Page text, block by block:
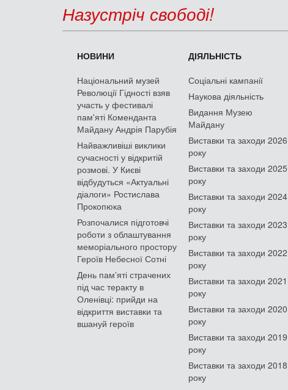
Назустріч свободі!
НОВИНИ
Національний музей
Революції Гідності взяв
участь у фестивалі
пам'яті Коменданта
Майдану Андрія Парубія
Найважливіші виклики
сучасності у відкритій
розмові. У Києві
відбудуться «Актуальні
діалоги» Ростислава
Прокопюка
Розпочалися підготовчі
роботи з облаштування
меморіального простору
Героїв Небесної Сотні
День памʼяті страчених
під час теракту в
Оленівці: прийди на
відкриття виставки та
вшануй героїв
ДІЯЛЬНІСТЬ
Соціальні кампанії
Наукова діяльність
Видання Музею
Майдану
Виставки та заходи 2026
року
Виставки та заходи 2025
року
Виставки та заходи 2024
року
Виставки та заходи 2023
року
Виставки та заходи 2022
року
Виставки та заходи 2021
року
Виставки та заходи 2020
року
Виставки та заходи 2019
року
Виставки та заходи 2018
року